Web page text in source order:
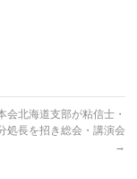
会北海道支部が粘信士・
処長を招き総会・講演会
→